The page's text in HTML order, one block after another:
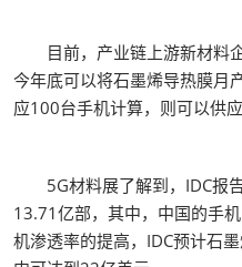
目前，产业链上游新材料
今年底可以将石墨烯导热膜月
应100台手机计算，则可以供
5G材料展了解到，IDC报
13.71亿部，其中，中国的手
机渗透率的提高，IDC预计石